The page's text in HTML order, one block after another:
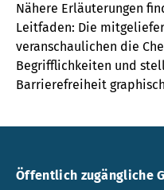
Nähere Erläuterungen
Leitfaden: Die
veranschaulichen die
Begrifflichkeiten und
Barrierefreiheit
Öffentlich zugängliche